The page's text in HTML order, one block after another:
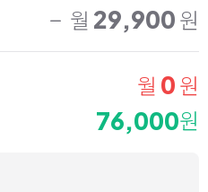
월 29,900 원
월 0 원
76,000원